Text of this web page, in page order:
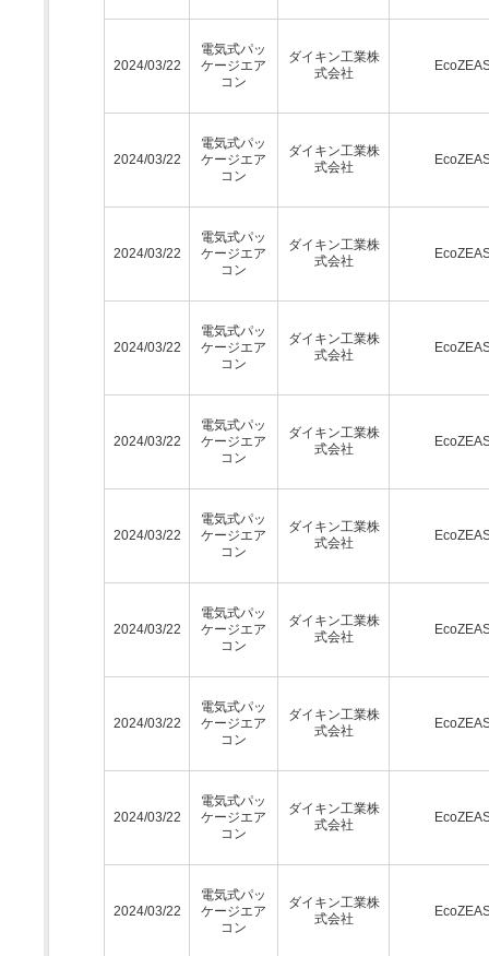
2024/03/22
電気式パッ
ケージエア
コン
ダイキン工業株
式会社
2024/03/22
電気式パッ
ケージエア
コン
ダイキン工業株
式会社
2024/03/22
電気式パッ
ケージエア
コン
ダイキン工業株
式会社
2024/03/22
電気式パッ
ケージエア
コン
ダイキン工業株
式会社
2024/03/22
電気式パッ
ケージエア
コン
ダイキン工業株
式会社
2024/03/22
電気式パッ
ケージエア
コン
ダイキン工業株
式会社
2024/03/22
電気式パッ
ケージエア
コン
ダイキン工業株
式会社
2024/03/22
電気式パッ
ケージエア
コン
ダイキン工業株
式会社
2024/03/22
電気式パッ
ケージエア
コン
ダイキン工業株
式会社
2024/03/22
電気式パッ
ケージエア
コン
ダイキン工業株
式会社